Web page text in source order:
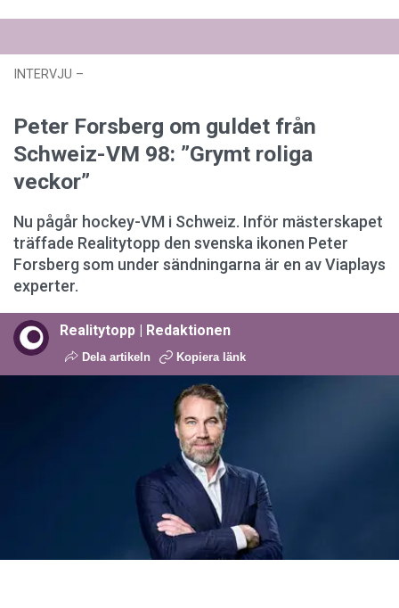
INTERVJU –
Peter Forsberg om guldet från
Schweiz-VM 98: ”Grymt roliga
veckor”
Nu pågår hockey-VM i Schweiz. Inför mästerskapet
träffade Realitytopp den svenska ikonen Peter
Forsberg som under sändningarna är en av Viaplays
experter.
Realitytopp | Redaktionen
Dela artikeln Kopiera länk